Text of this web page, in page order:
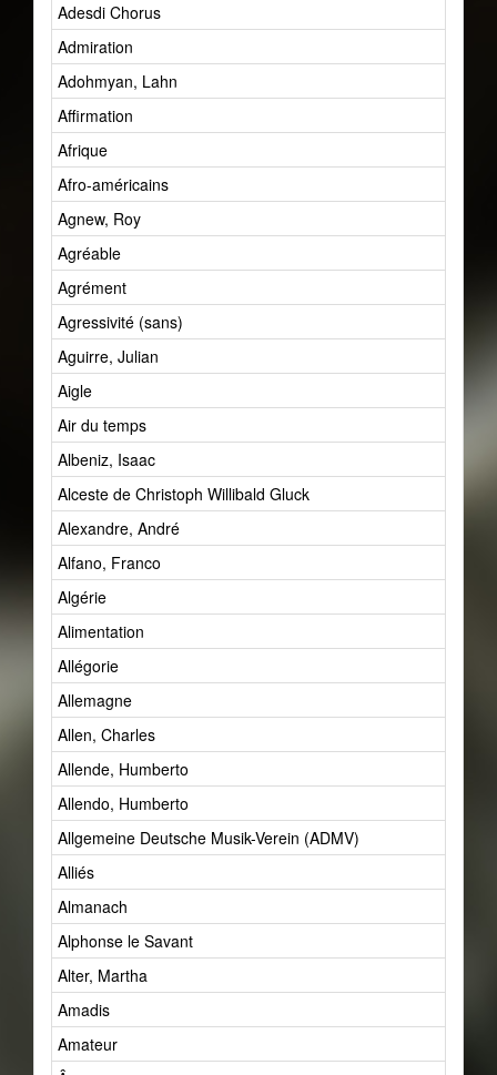
Adesdi Chorus
Admiration
Adohmyan, Lahn
Affirmation
Afrique
Afro-américains
Agnew, Roy
Agréable
Agrément
Agressivité (sans)
Aguirre, Julian
Aigle
Air du temps
Albeniz, Isaac
Alceste de Christoph Willibald Gluck
Alexandre, André
Alfano, Franco
Algérie
Alimentation
Allégorie
Allemagne
Allen, Charles
Allende, Humberto
Allendo, Humberto
Allgemeine Deutsche Musik-Verein (ADMV)
Alliés
Almanach
Alphonse le Savant
Alter, Martha
Amadis
Amateur